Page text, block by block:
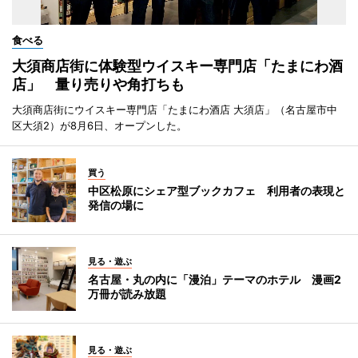
食べる
大須商店街に体験型ウイスキー専門店「たまにわ酒
店」 量り売りや角打ちも
大須商店街にウイスキー専門店「たまにわ酒店 大須店」（名古屋市中
区大須2）が8月6日、オープンした。
買う
中区松原にシェア型ブックカフェ 利用者の表現と
発信の場に
見る・遊ぶ
名古屋・丸の内に「漫泊」テーマのホテル 漫画2
万冊が読み放題
見る・遊ぶ